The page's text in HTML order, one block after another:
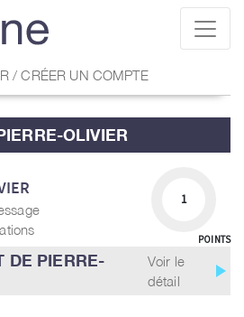
/ CRÉER UN COMPTE
OLIVIER
1
POINTS
DE PIERRE-
Voir le
détail
play_arrow